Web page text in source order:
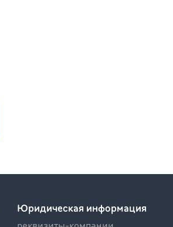
Юридическая информация